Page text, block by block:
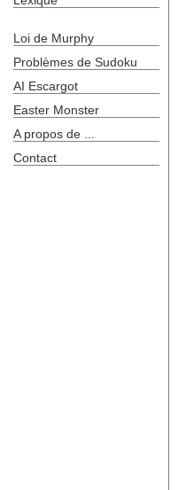
Loi de Murphy
Problèmes de Sudoku
AI Escargot
Easter Monster
A propos de ...
Contact